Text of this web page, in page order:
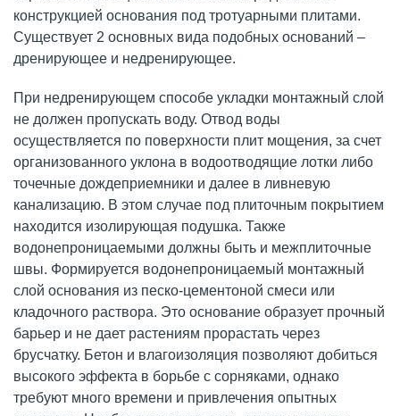
конструкцией основания под тротуарными плитами.
Существует 2 основных вида подобных оснований –
дренирующее и недренирующее.
При недренирующем способе укладки монтажный слой
не должен пропускать воду. Отвод воды
осуществляется по поверхности плит мощения, за счет
организованного уклона в водоотводящие лотки либо
точечные дождеприемники и далее в ливневую
канализацию. В этом случае под плиточным покрытием
находится изолирующая подушка. Также
водонепроницаемыми должны быть и межплиточные
швы. Формируется водонепроницаемый монтажный
слой основания из песко-цементоной смеси или
кладочного раствора. Это основание образует прочный
барьер и не дает растениям прорастать через
брусчатку. Бетон и влагоизоляция позволяют добиться
высокого эффекта в борьбе с сорняками, однако
требуют много времени и привлечения опытных